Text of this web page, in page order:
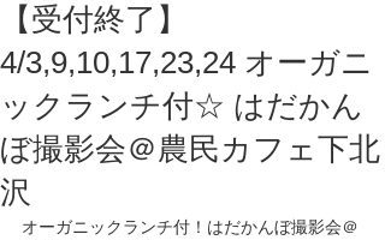
【受付終了】
4/3,9,10,17,23,24 オーガニ
ックランチ付☆ はだかん
ぼ撮影会＠農民カフェ下北
沢
オーガニックランチ付！はだかんぼ撮影会＠